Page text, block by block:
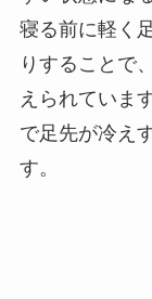
寝る前に軽く
りすることで
えられていま
で足先が冷え
す。